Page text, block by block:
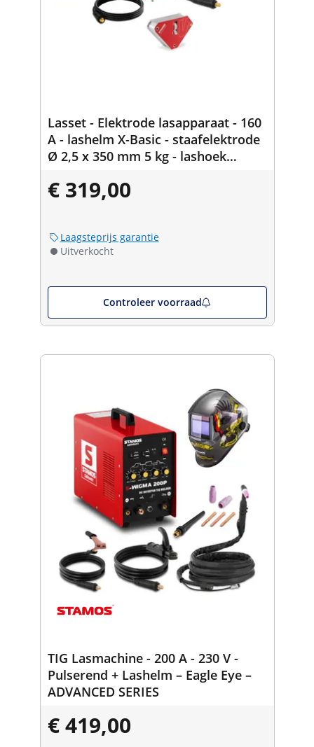
Lasset - Elektrode lasapparaat - 160
A - lashelm X-Basic - staafelektrode
Ø 2,5 x 350 mm 5 kg - lashoek
€ 319,00
Laagsteprijs garantie
Uitverkocht
Controleer voorraad
TIG Lasmachine - 200 A - 230 V -
Pulserend + Lashelm – Eagle Eye –
ADVANCED SERIES
€ 419,00